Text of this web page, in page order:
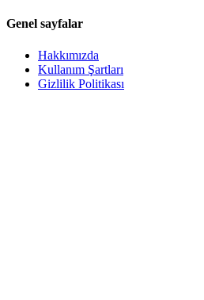
Genel sayfalar
Hakkımızda
Kullanım Şartları
Gizlilik Politikası